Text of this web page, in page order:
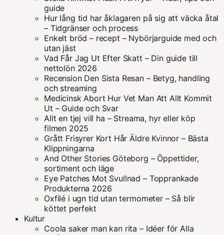
guide
Hur lång tid har åklagaren på sig att väcka åtal
– Tidgränser och process
Enkelt bröd – recept – Nybörjarguide med och
utan jäst
Vad Får Jag Ut Efter Skatt – Din guide till
nettolön 2026
Recension Den Sista Resan – Betyg, handling
och streaming
Medicinsk Abort Hur Vet Man Att Allt Kommit
Ut – Guide och Svar
Allt en tjej vill ha – Streama, hyr eller köp
filmen 2025
Grått Frisyrer Kort Hår Äldre Kvinnor – Bästa
Klippningarna
And Other Stories Göteborg – Öppettider,
sortiment och läge
Eye Patches Mot Svullnad – Topprankade
Produkterna 2026
Oxfilé i ugn tid utan termometer – Så blir
köttet perfekt
Kultur
Coola saker man kan rita – Idéer för Alla